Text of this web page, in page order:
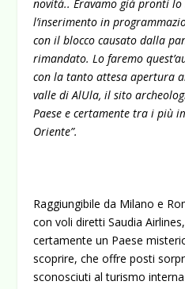
novità.. Eravamo già pronti lo
l’inserimento in
con il blocco causato dalla
rimandato. Lo faremo
con la tanto attesa apertura
valle di AlUla, il sito
Paese e certamente tra i più
Oriente”.
Raggiungibile da Milano e
con voli diretti Saudia Airlines,
certamente un Paese
scoprire, che offre posti
sconosciuti al turismo